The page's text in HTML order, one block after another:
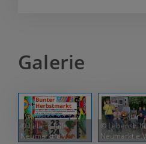
Galerie
© Lebenshilfe
Neumarkt e.V.
©
Neumarkt